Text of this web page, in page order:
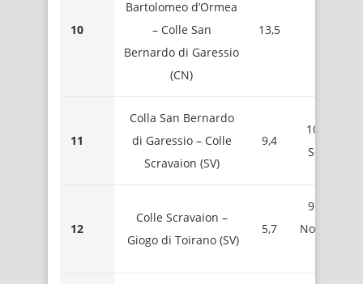
10
Bartolomeo d’Ormea
– Colle San
Bernardo di Garessio
(CN)
13,5
11
Colla San Bernardo
di Garessio – Colle
Scravaion (SV)
9,4
1084 –
12
Colle Scravaion –
Giogo di Toirano (SV)
5,7
971 –
Nord